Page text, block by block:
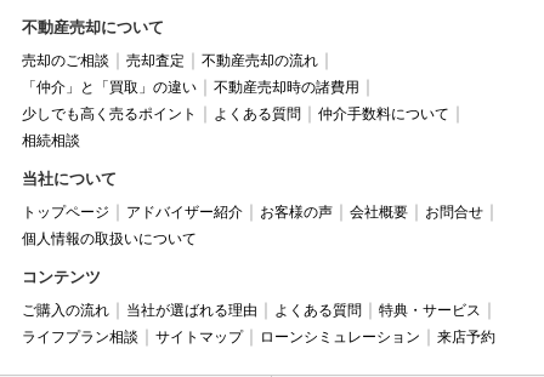
不動産売却について
売却のご相談 売却査定
不動産売却の流れ
「仲介」と「買取」の違い
不動産売却時の諸費用
少しでも高く売るポイント
よくある質問
仲介手数料について
相続相談
当社について
トップページ アドバイザー紹介 お客様の声 会社概要
お問合せ
個人情報の取扱いについて
コンテンツ
ご購入の流れ 当社が選ばれる理由 よくある質問
特典・サービス
ライフプラン相談
サイトマップ ローンシミュレーション 来店予約